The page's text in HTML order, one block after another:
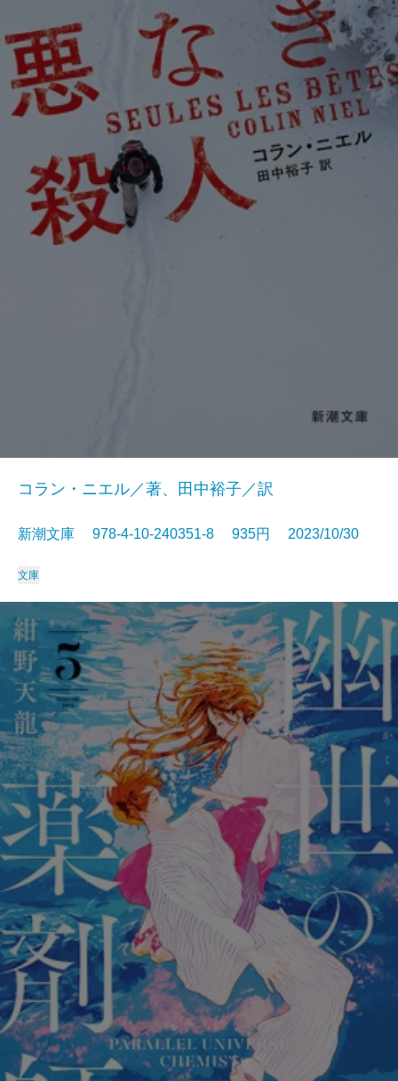
コラン・ニエル／著、田中裕子／訳
新潮文庫 978-4-10-240351-8 935円 2023/10/30
文庫